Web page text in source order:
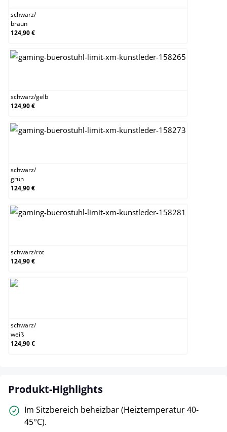
schwarz/
braun
124,90 €
schwarz/gelb
124,90 €
schwarz/
grün
124,90 €
schwarz/rot
124,90 €
schwarz/
weiß
124,90 €
Produkt-Highlights
Im Sitzbereich beheizbar (Heiztemperatur 40-
45°C).